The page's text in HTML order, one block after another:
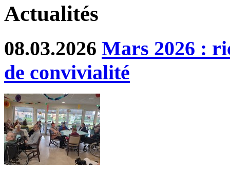
Actualités
08.03.2026 Mars 2026 :
de convivialité